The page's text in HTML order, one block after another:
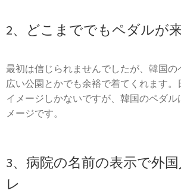
2、どこまででもペダルが
最初は信じられませんでしたが、韓国の
広い公園とかでも余裕で着てくれます
イメージしかないですが、韓国のペダル
メージです。
3、病院の名前の表示で外
レ